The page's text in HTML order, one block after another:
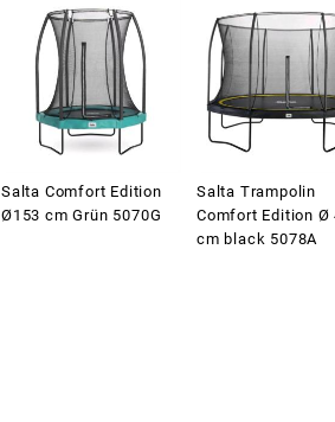
Salta Comfort Edition
Ø153 cm Grün 5070G
Salta Trampolin
Comfort Edition Ø
cm black 5078A